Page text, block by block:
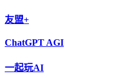
友盟+
ChatGPT AGI
一起玩AI